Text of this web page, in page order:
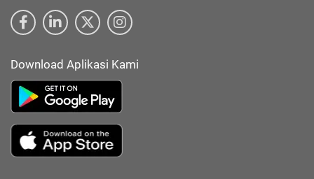
Download Aplikasi Kami